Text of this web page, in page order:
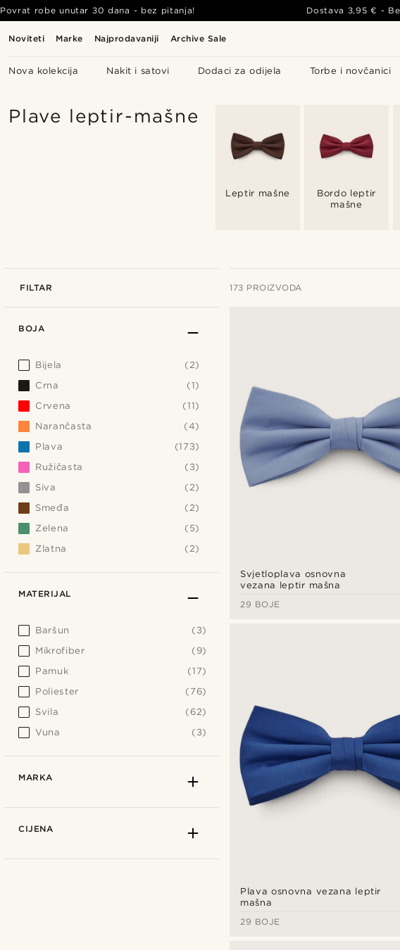
Noviteti Marke Najprodavaniji Archive Sale
Nova kolekcija Nakit i satovi Dodaci za odijela Torbe i novčanici
Povrat robe unutar 30 dana - bez pitanja! Dostava 3,95 € -
Plave leptir-mašne
Leptir mašne
Bordo leptir
mašne
FILTAR 173 PROIZVODA
Svjetloplava osnovna
vezana leptir mašna
29 BOJE
Plava osnovna vezana leptir
mašna
29 BOJE
BOJA
Bijela
(2)
Crna
(1)
Crvena
(11)
Narančasta
(4)
Plava
(173)
Ružičasta
(3)
Siva
(2)
Smeđa
(2)
Zelena
(5)
Zlatna
(2)
MATERIJAL
Baršun
(3)
Mikrofiber
(9)
Pamuk
(17)
Poliester
(76)
Svila
(62)
Vuna
(3)
MARKA
CIJENA